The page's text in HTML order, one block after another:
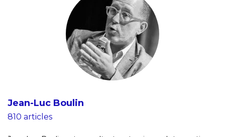
Jean-Luc Boulin
810 articles